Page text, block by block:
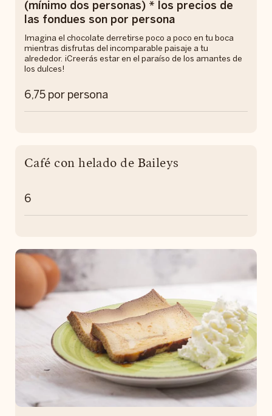
(mínimo dos personas) * los precios de
las fondues son por persona
Imagina el chocolate derretirse poco a poco en tu boca
mientras disfrutas del incomparable paisaje a tu
alrededor. ¡Creerás estar en el paraíso de los amantes de
los dulces!
6,75 por persona
Café con helado de Baileys
6